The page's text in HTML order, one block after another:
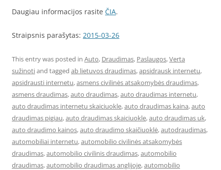
Daugiau informacijos rasite ČIA.
Straipsnis parašytas: 2015-03-26
This entry was posted in Auto, Draudimas, Paslaugos,Verta
sužinotiand tagged ab lietuvos draudimas,apsidrausk internetu,
apsidrausti internetu,asmens civilinės atsakomybės draudimas,
asmens draudimas,auto draudimas,auto draudimas internetu,
auto draudimas internetu skaiciuokle,auto draudimas kaina,auto
draudimas pigiau,auto draudimas skaiciuokle,auto draudimas uk,
auto draudimo kainos,auto draudimo skaičiuoklė,autodraudimas,
automobiliai internetu,automobilio civilinės atsakomybės
draudimas,automobilio civilinis draudimas,automobilio
draudimas,automobilio draudimas anglijoje,automobilio